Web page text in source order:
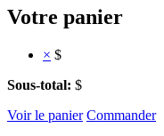
Votre panier
× $
Sous-total: $
Voir le panier Commander